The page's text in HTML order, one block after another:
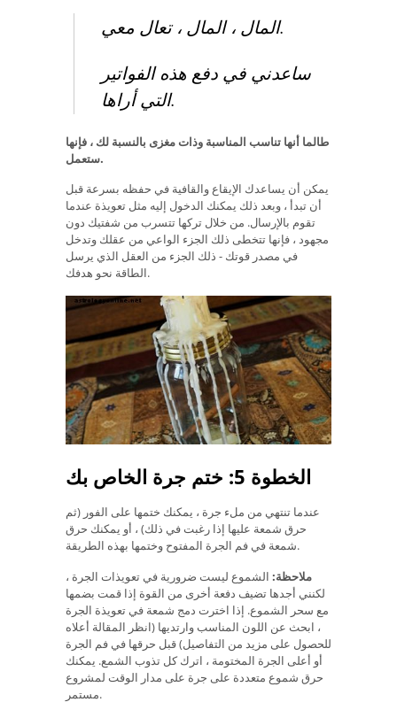
المال ، المال ، تعال معي.
ساعدني في دفع هذه الفواتير
التي أراها.
طالما أنها تناسب المناسبة وذات مغزى بالنسبة لك ، فإنها
ستعمل.
يمكن أن يساعدك الإيقاع والقافية في حفظه بسرعة قبل
أن تبدأ ، وبعد ذلك يمكنك الدخول إليه مثل تعويذة عندما
تقوم بالإرسال. من خلال تركها تتسرب من شفتيك دون
مجهود ، فإنها تتخطى ذلك الجزء الواعي من عقلك وتدخل
في مصدر قوتك - ذلك الجزء من العقل الذي يرسل
الطاقة نحو هدفك.
الخطوة 5: ختم جرة الخاص بك
عندما تنتهي من ملء جرة ، يمكنك ختمها على الفور (ثم
حرق شمعة عليها إذا رغبت في ذلك) ، أو يمكنك حرق
شمعة في فم الجرة المفتوح وختمها بهذه الطريقة.
ملاحظة: الشموع ليست ضرورية في تعويذات الجرة ،
لكنني أجدها تضيف دفعة أخرى من القوة إذا قمت بضمها
مع سحر الشموع. إذا اخترت دمج شمعة في تعويذة الجرة
، ابحث عن اللون المناسب وارتديها (انظر المقالة أعلاه
للحصول على مزيد من التفاصيل) قبل حرقها في فم الجرة
أو أعلى الجرة المختومة ، اترك كل تذوب الشمع. يمكنك
حرق شموع متعددة على جرة على مدار الوقت لمشروع
مستمر.